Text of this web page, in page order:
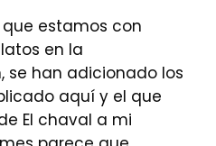
estamos con
en la
se han adicionado los
aquí y el que
El chaval a mi